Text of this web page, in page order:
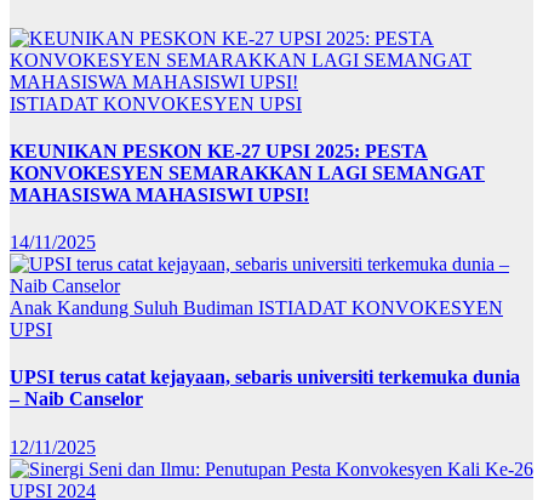
ISTIADAT KONVOKESYEN UPSI
KEUNIKAN PESKON KE-27 UPSI 2025: PESTA
KONVOKESYEN SEMARAKKAN LAGI SEMANGAT
MAHASISWA MAHASISWI UPSI!
14/11/2025
Anak Kandung Suluh Budiman ISTIADAT KONVOKESYEN
UPSI
UPSI terus catat kejayaan, sebaris universiti terkemuka dunia
– Naib Canselor
12/11/2025